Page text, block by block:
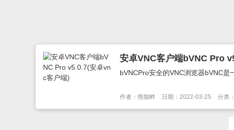
安卓VNC客户端bVNC Pro
bVNCPro安全的VNC浏览器bVNC是
作者：熊猫畔 日期：2022-03-25 分类：